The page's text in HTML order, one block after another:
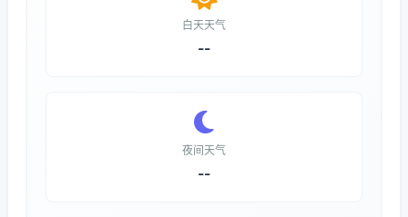
白天天气
--
夜间天气
--